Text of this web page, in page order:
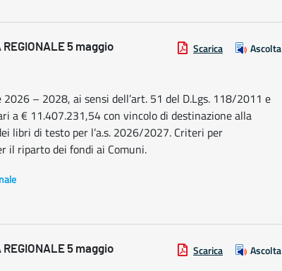
REGIONALE 5 maggio
Scarica Ascolta
– 2028, ai sensi dell’art. 51 del D.Lgs. 118/2011 e
a € 11.407.231,54 con vincolo di destinazione alla
libri di testo per l’a.s. 2026/2027. Criteri per
il riparto dei fondi ai Comuni.
REGIONALE 5 maggio
Scarica Ascolta